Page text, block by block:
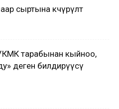
сыртына көчүрүлөт
тарабынан кыйноо,
деген билдирүүсү